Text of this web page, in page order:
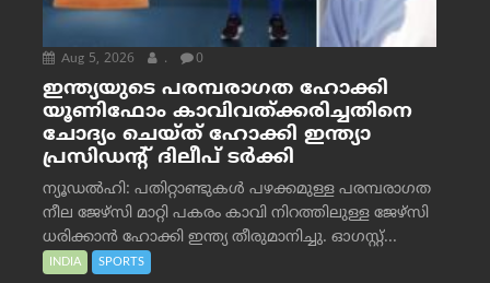
Aug 5, 2026 . 0
ഇന്ത്യയുടെ പരമ്പരാഗത ഹോക്കി
യൂണിഫോം കാവിവത്ക്കരിച്ചതിനെ
ചോദ്യം ചെയ്ത് ഹോക്കി ഇന്ത്യാ
പ്രസിഡന്റ് ദിലീപ് ടര്‍ക്കി
ന്യൂഡൽഹി: പതിറ്റാണ്ടുകൾ പഴക്കമുള്ള പരമ്പരാഗത
നീല ജേഴ്‌സി മാറ്റി പകരം കാവി നിറത്തിലുള്ള ജേഴ്‌സി
ധരിക്കാൻ ഹോക്കി ഇന്ത്യ തീരുമാനിച്ചു. ഓഗസ്റ്റ്...
INDIA SPORTS